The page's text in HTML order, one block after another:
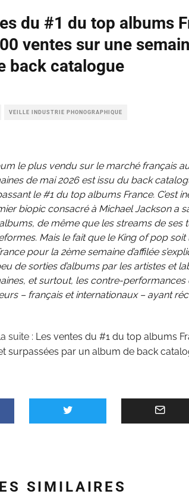
du #1 du top albums
ventes sur une
back catalogue
VEILLE INDUSTRIE PHONOGRAPHIQUE
le plus vendu sur le marché français
de mai 2026 est issu du back
le #1 du top albums France. C’est
biopic consacré à Michael Jackson a
de même que les streams de ses
Mais le fait que le King of pop soit
pour la 2ème semaine d’affilée
de sorties d’albums par les artistes et
et surtout, les contre-performances
– français et internationaux – ayant
suite : Les ventes du #1 du top albums
surpassées par un album de back
SIMILAIRES